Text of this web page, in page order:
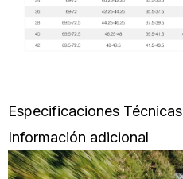
Especificaciones Técnicas
Información adicional